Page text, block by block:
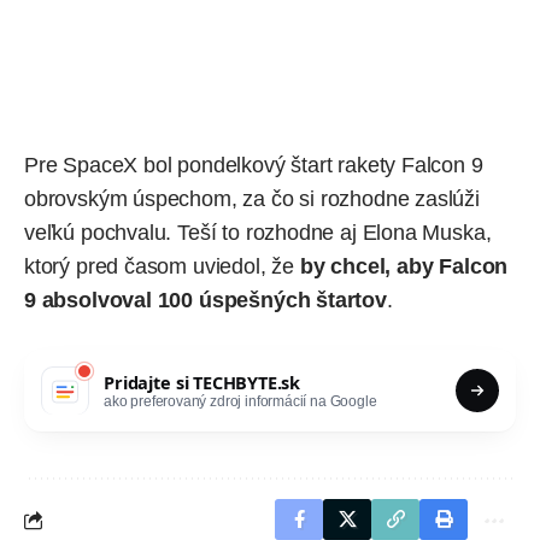
Pre SpaceX bol pondelkový štart rakety Falcon 9
obrovským úspechom, za čo si rozhodne zaslúži
veľkú pochvalu. Teší to rozhodne aj Elona Muska,
ktorý pred časom uviedol, že by chcel, aby Falcon
9 absolvoval 100 úspešných štartov.
Pridajte siTECHBYTE.sk
ako preferovaný zdroj informácií na Google